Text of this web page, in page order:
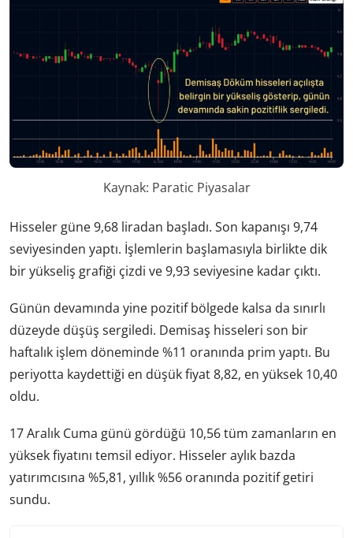
Kaynak: Paratic Piyasalar
Hisseler güne 9,68 liradan başladı. Son kapanışı 9,74
seviyesinden yaptı. İşlemlerin başlamasıyla birlikte dik
bir yükseliş grafiği çizdi ve 9,93 seviyesine kadar çıktı.
Günün devamında yine pozitif bölgede kalsa da sınırlı
düzeyde düşüş sergiledi. Demisaş hisseleri son bir
haftalık işlem döneminde %11 oranında prim yaptı. Bu
periyotta kaydettiği en düşük fiyat 8,82, en yüksek 10,40
oldu.
17 Aralık Cuma günü gördüğü 10,56 tüm zamanların en
yüksek fiyatını temsil ediyor. Hisseler aylık bazda
yatırımcısına %5,81, yıllık %56 oranında pozitif getiri
sundu.